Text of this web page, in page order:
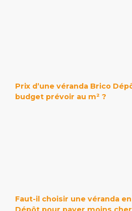
Prix d’une véranda Brico
budget prévoir au m² ?
Faut-il choisir une véranda